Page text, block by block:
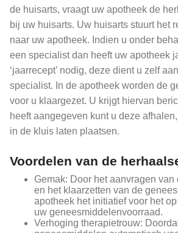
de huisarts, vraagt uw apotheek de
bij uw huisarts. Uw huisarts stuurt het
naar uw apotheek. Indien u onder
een specialist dan heeft uw apotheek
‘jaarrecept’ nodig, deze dient u zelf
specialist. In de apotheek worden de
voor u klaargezet. U krijgt hiervan
heeft aangegeven kunt u deze
in de kluis laten plaatsen.
Voordelen van de
Gemak: Door het aanvragen
en het klaarzetten van de
apotheek het initiatief voor het
uw geneesmiddelenvoorraad.
Verhoging therapietrouw: